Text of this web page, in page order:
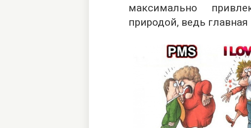
максимально
природой, ведь